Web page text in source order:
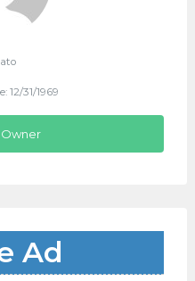
12/31/1969
Ad